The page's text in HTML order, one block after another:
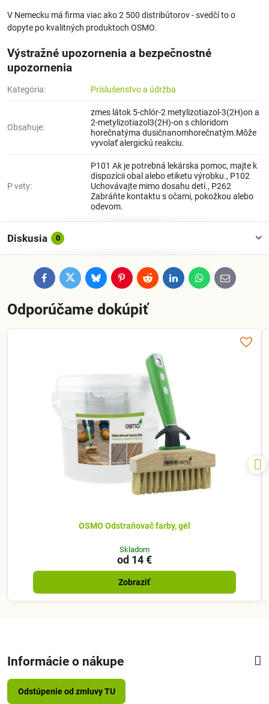
V Nemecku má firma viac ako 2 500 distribútorov - svedčí to o
dopyte po kvalitných produktoch OSMO.
Výstražné upozornenia a bezpečnostné
upozornenia
Kategória: Príslušenstvo a údržba
Obsahuje:
zmes látok 5-chlór-2 metylizotiazol-3(2H)on a
2-metylizotiazol3(2H)-on s chloridom
horečnatýma dusičnanomhorečnatým.Môže
vyvolať alergickú reakciu.
P vety:
P101 Ak je potrebná lekárska pomoc, majte k
dispozícii obal alebo etiketu výrobku., P102
Uchovávajte mimo dosahu detí., P262
Zabráňte kontaktu s očami, pokožkou alebo
odevom.
Diskusia 0
FacebookTwitterBlueskyPinterestRedditLinkedInWhatsApp
E-
mail
Odporúčame dokúpiť
OSMO Odstraňovač farby, gél
Skladom
od 14 €
Zobraziť
Informácie o nákupe
Odstúpenie od zmluvy TU